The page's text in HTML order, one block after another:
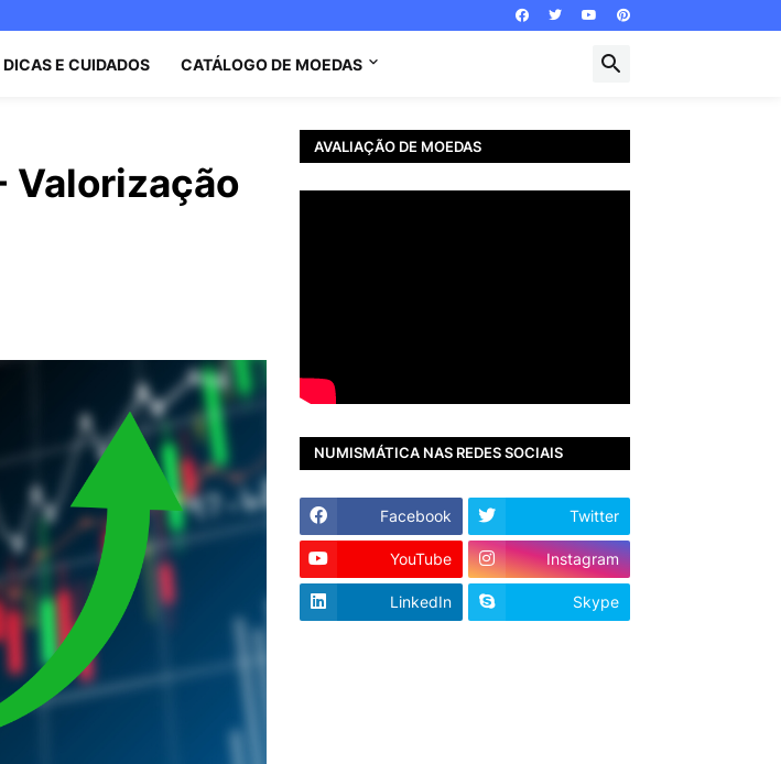
DICAS E CUIDADOS CATÁLOGO DE MOEDAS
Valorização
AVALIAÇÃO DE MOEDAS
NUMISMÁTICA NAS REDES SOCIAIS
Facebook Twitter
YouTube Instagram
LinkedIn Skype